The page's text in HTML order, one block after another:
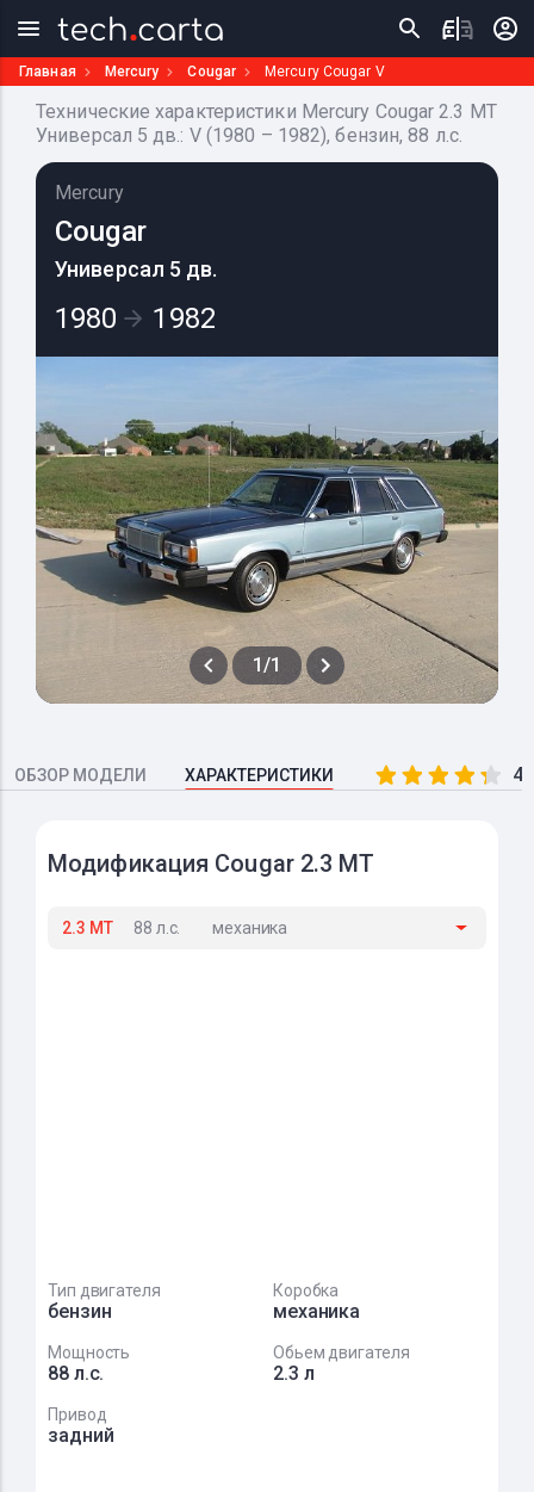
Главная Mercury Cougar Mercury Cougar V
Технические характеристики Mercury Cougar 2.3 MT
Универсал 5 дв.: V (1980 – 1982), бензин, 88 л.с.
Mercury
Cougar
Универсал 5 дв.
1980 1982
1/1
ОБЗОР МОДЕЛИ ХАРАКТЕРИСТИКИ
Модификация Cougar 2.3 MT
2.3 MT 88 л.с. механика
Тип двигателя
бензин
Коробка
механика
Мощность
88 л.с.
Обьем двигателя
2.3 л
Привод
задний